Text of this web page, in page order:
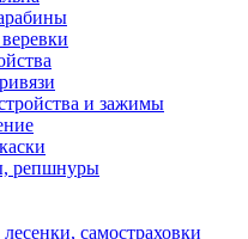
и зажимы
репшнуры
самостраховки